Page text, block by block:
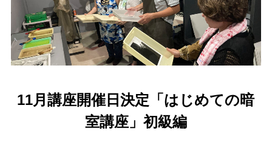
11月講座開催日決定「はじめての暗
室講座」初級編